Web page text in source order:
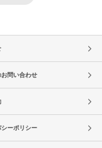
問い合わせ
シーポリシー